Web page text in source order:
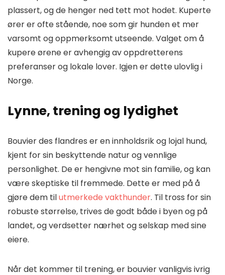
plassert, og de henger ned tett mot hodet. Kuperte
ører er ofte stående, noe som gir hunden et mer
varsomt og oppmerksomt utseende. Valget om å
kupere ørene er avhengig av oppdretterens
preferanser og lokale lover. Igjen er dette ulovlig i
Norge.
Lynne, trening og lydighet
Bouvier des flandres er en innholdsrik og lojal hund,
kjent for sin beskyttende natur og vennlige
personlighet. De er hengivne mot sin familie, og kan
være skeptiske til fremmede. Dette er med på å
gjøre dem tilutmerkede vakthunder. Til tross for sin
robuste størrelse, trives de godt både i byen og på
landet, og verdsetter nærhet og selskap med sine
eiere.
Når det kommer til trening, er bouvier vanligvis ivrig